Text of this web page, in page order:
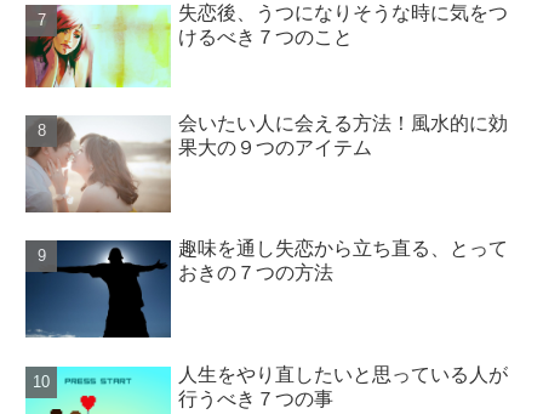
失恋後、うつになりそうな時に気をつ
けるべき７つのこと
会いたい人に会える方法！風水的に効
果大の９つのアイテム
趣味を通し失恋から立ち直る、とって
おきの７つの方法
人生をやり直したいと思っている人が
行うべき７つの事